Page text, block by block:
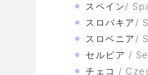
スペイン/
スロバキア/
スロベニア/
セルビア /
チェコ /